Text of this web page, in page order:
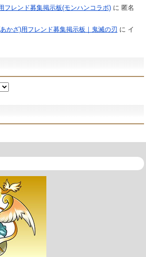
フレンド募集掲示板(モンハンコラボ)に 匿名
かざ)用フレンド募集掲示板｜鬼滅の刃 に イ